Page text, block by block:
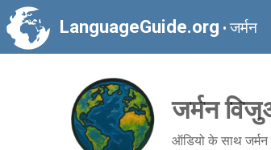
LanguageGuide.org •जर्मन
जर्मन
ऑडियो के साथ जर्मन